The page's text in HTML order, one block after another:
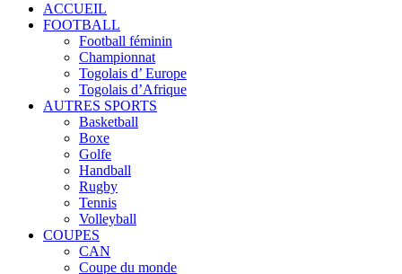
ACCUEIL
FOOTBALL
Football féminin
Championnat
Togolais d’ Europe
Togolais d’Afrique
AUTRES SPORTS
Basketball
Boxe
Golfe
Handball
Rugby
Tennis
Volleyball
COUPES
CAN
Coupe du monde